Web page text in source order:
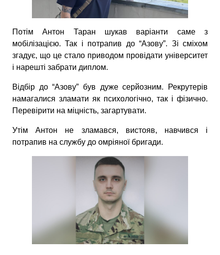
Потім Антон Таран шукав варіанти саме з
мобілізацією. Так і потрапив до “Азову”. Зі сміхом
згадує, що це стало приводом провідати університет
і нарешті забрати диплом.
Відбір до “Азову” був дуже серйозним. Рекрутерів
намагалися зламати як психологічно, так і фізично.
Перевірити на міцність, загартувати.
Утім Антон не зламався, вистояв, навчився і
потрапив на службу до омріяної бригади.